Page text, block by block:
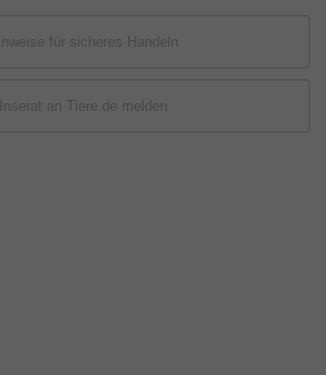
für sicheres Handeln
Inserat an Tiere.de melden